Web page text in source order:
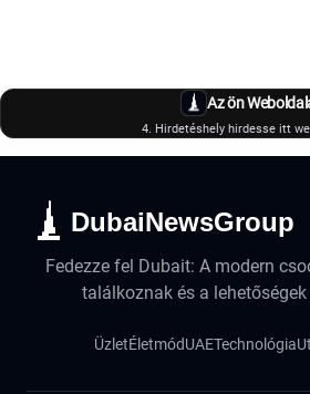
Az ön
4. Hirdetéshely hirdesse itt
DubaiNewsGroup
Fedezze fel Dubait: A modern
találkoznak és a
ÜzletÉletmódUAETechnológia